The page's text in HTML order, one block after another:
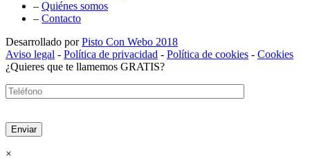
– Quiénes somos
– Contacto
Desarrollado porPisto Con Webo 2018
Aviso legal - Política de privacidad - Política de cookies - Cookies
¿Quieres que te llamemos GRATIS?
×